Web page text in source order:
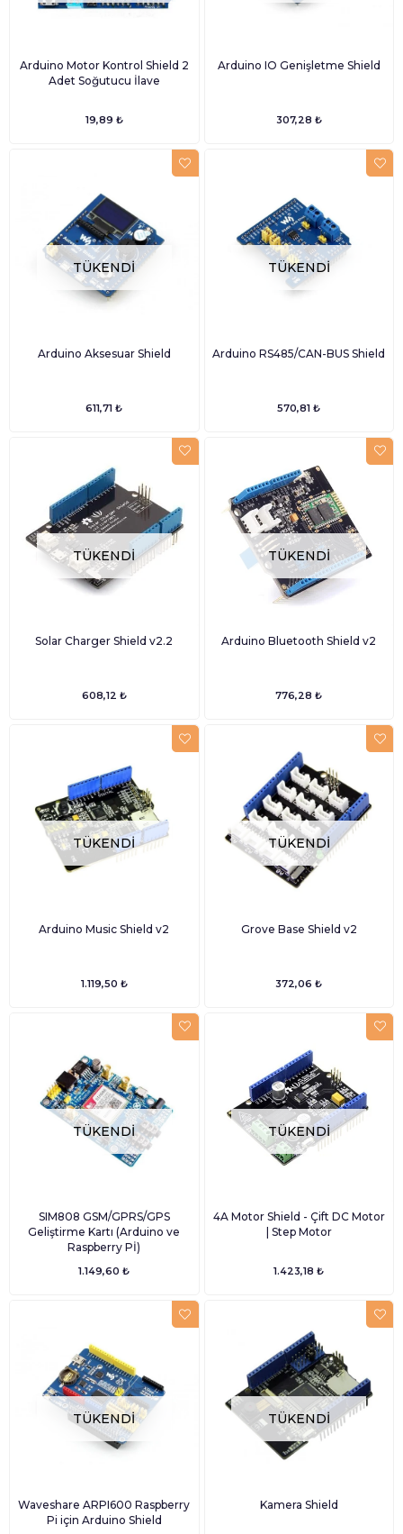
Arduino Motor Kontrol Shield 2
Adet Soğutucu İlave
19,89 ₺
Arduino IO Genişletme Shield
307,28 ₺
TÜKENDI
Arduino Aksesuar Shield
611,71 ₺
TÜKENDI
Arduino RS485/CAN-BUS Shield
570,81 ₺
TÜKENDI
Solar Charger Shield v2.2
608,12 ₺
TÜKENDI
Arduino Bluetooth Shield v2
776,28 ₺
TÜKENDI
Arduino Music Shield v2
1.119,50 ₺
TÜKENDI
Grove Base Shield v2
372,06 ₺
TÜKENDI
SIM808 GSM/GPRS/GPS
Geliştirme Kartı (Arduino ve
Raspberry Pİ)
1.149,60 ₺
TÜKENDI
4A Motor Shield - Çift DC Motor
| Step Motor
1.423,18 ₺
TÜKENDI
Waveshare ARPI600 Raspberry
Pi için Arduino Shield
TÜKENDI
Kamera Shield